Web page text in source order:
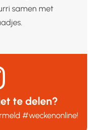
samen met
te delen?
#weckenonline!